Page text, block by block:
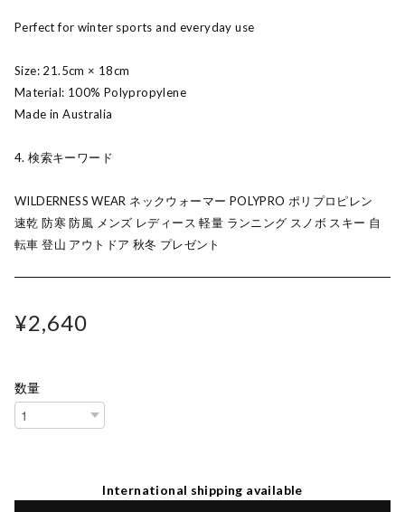
Perfect for winter sports and everyday use
Size: 21.5cm × 18cm
Material: 100% Polypropylene
Made in Australia
4. 検索キーワード
WILDERNESS WEAR ネックウォーマー POLYPRO ポリプロピレン
速乾 防寒 防風 メンズ レディース 軽量 ランニング スノボ スキー 自
転車 登山 アウトドア 秋冬 プレゼント
¥2,640
数量
International shipping available